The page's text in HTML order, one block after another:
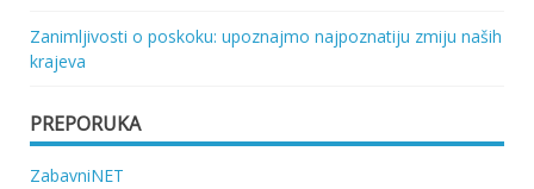
Zanimljivosti o poskoku: upoznajmo najpoznatiju zmiju naših
krajeva
PREPORUKA
ZabavniNET